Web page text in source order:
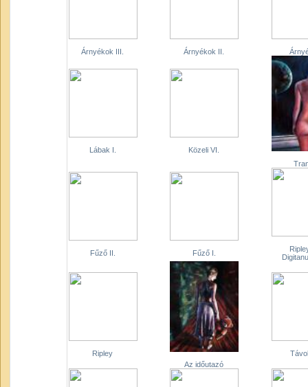
Árnyékok III. Árnyékok II.
Lábak I.
Közeli VI.
Fűző II. Fűző I.
Ripley
Az időutazó